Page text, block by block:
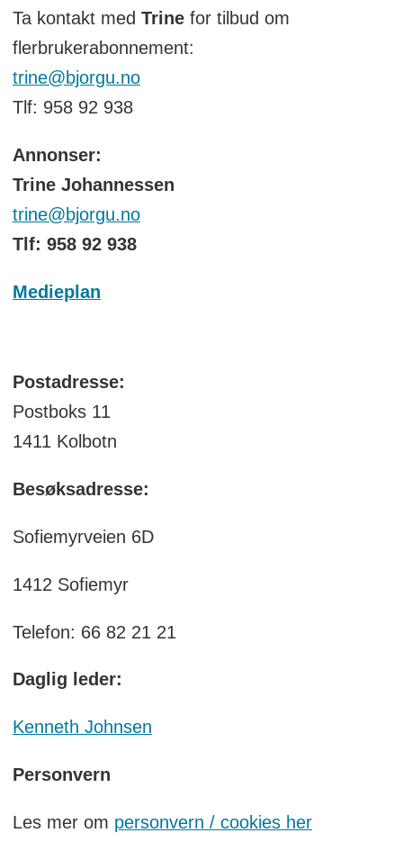
Ta kontakt med Trinefor tilbud om
flerbrukerabonnement:
trine@bjorgu.no
Tlf: 958 92 938
Annonser:
Trine Johannessen
trine@bjorgu.no
Tlf: 958 92 938
Medieplan
Postadresse:
Postboks 11
1411 Kolbotn
Besøksadresse:
Sofiemyrveien 6D
1412 Sofiemyr
Telefon: 66 82 21 21
Daglig leder:
Kenneth Johnsen
Personvern
Les mer om personvern / cookies her